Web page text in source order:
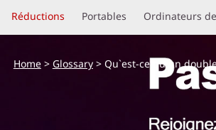
e
r
u
Réductions Portables Ordinateurs
Home> Glossary> Qu`est-ce qu`un